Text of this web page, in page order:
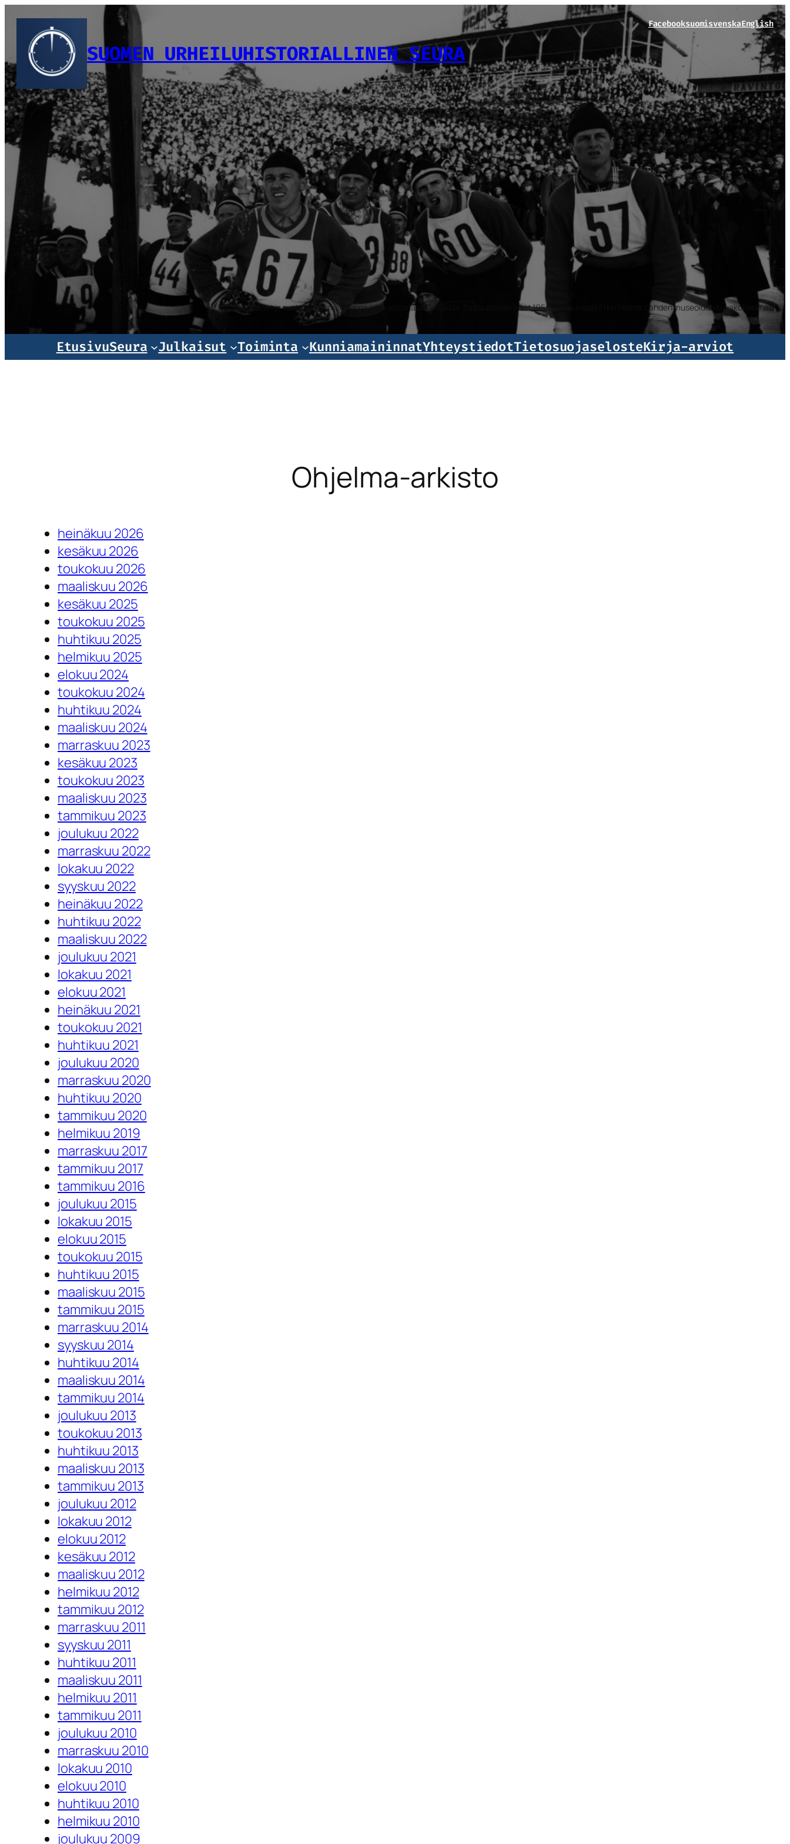
sisältöön
SUOMEN URHEILUHISTORIALLINEN SEURA
FacebooksuomisvenskaEnglish
Norjalaiset ja ruotsalaiset mäkihyppääjät katsomassa kilpailua, Salpausselän kisat 1959. Valokuvaaja Erkki Halme. Lahden museoiden kuvakokoelmat.
EtusivuSeura Julkaisut Toiminta KunniamaininnatYhteystiedotTietosuojaselosteKirja-arviot
Ohjelma-arkisto
heinäkuu 2026
kesäkuu 2026
toukokuu 2026
maaliskuu 2026
kesäkuu 2025
toukokuu 2025
huhtikuu 2025
helmikuu 2025
elokuu 2024
toukokuu 2024
huhtikuu 2024
maaliskuu 2024
marraskuu 2023
kesäkuu 2023
toukokuu 2023
maaliskuu 2023
tammikuu 2023
joulukuu 2022
marraskuu 2022
lokakuu 2022
syyskuu 2022
heinäkuu 2022
huhtikuu 2022
maaliskuu 2022
joulukuu 2021
lokakuu 2021
elokuu 2021
heinäkuu 2021
toukokuu 2021
huhtikuu 2021
joulukuu 2020
marraskuu 2020
huhtikuu 2020
tammikuu 2020
helmikuu 2019
marraskuu 2017
tammikuu 2017
tammikuu 2016
joulukuu 2015
lokakuu 2015
elokuu 2015
toukokuu 2015
huhtikuu 2015
maaliskuu 2015
tammikuu 2015
marraskuu 2014
syyskuu 2014
huhtikuu 2014
maaliskuu 2014
tammikuu 2014
joulukuu 2013
toukokuu 2013
huhtikuu 2013
maaliskuu 2013
tammikuu 2013
joulukuu 2012
lokakuu 2012
elokuu 2012
kesäkuu 2012
maaliskuu 2012
helmikuu 2012
tammikuu 2012
marraskuu 2011
syyskuu 2011
huhtikuu 2011
maaliskuu 2011
helmikuu 2011
tammikuu 2011
joulukuu 2010
marraskuu 2010
lokakuu 2010
elokuu 2010
huhtikuu 2010
helmikuu 2010
joulukuu 2009